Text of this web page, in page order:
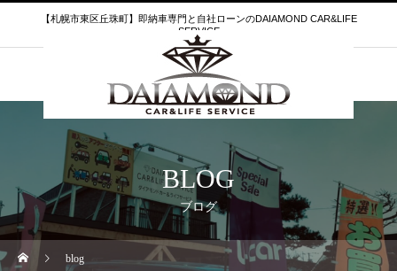
【札幌市東区丘珠町】即納車専門と自社ローンのDAIAMOND CAR&LIFE
SERVICE
BLOG
ブログ
blog